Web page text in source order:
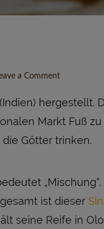
a Comment
hergestellt.
Markt Fuß zu
Götter trinken.
ist dieser
seine Reife in